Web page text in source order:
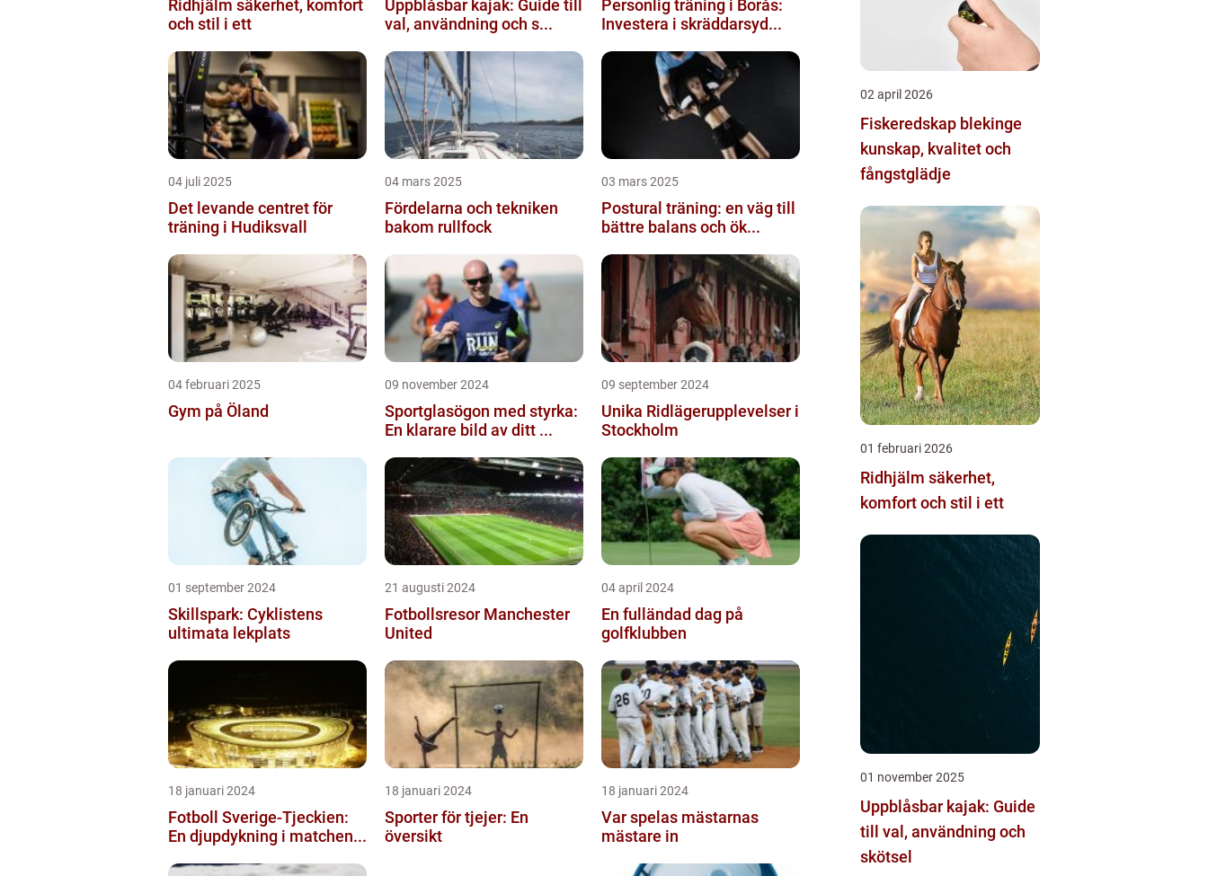
Ridhjälm säkerhet, komfort
och stil i ett
Uppblåsbar kajak: Guide till
val, användning och s...
Personlig träning i Borås:
Investera i skräddarsyd...
04 juli 2025
Det levande centret för
träning i Hudiksvall
04 mars 2025
Fördelarna och tekniken
bakom rullfock
03 mars 2025
Postural träning: en väg till
bättre balans och ök...
04 februari 2025
Gym på Öland
09 november 2024
Sportglasögon med styrka:
En klarare bild av ditt ...
09 september 2024
Unika Ridlägerupplevelser i
Stockholm
01 september 2024
Skillspark: Cyklistens
ultimata lekplats
21 augusti 2024
Fotbollsresor Manchester
United
04 april 2024
En fulländad dag på
golfklubben
18 januari 2024
Fotboll Sverige-Tjeckien:
En djupdykning i matchen...
18 januari 2024
Sporter för tjejer: En
översikt
18 januari 2024
Var spelas mästarnas
mästare in
02 april 2026
Fiskeredskap blekinge
kunskap, kvalitet och
fångstglädje
01 februari 2026
Ridhjälm säkerhet,
komfort och stil i ett
01 november 2025
Uppblåsbar kajak: Guide
till val, användning och
skötsel